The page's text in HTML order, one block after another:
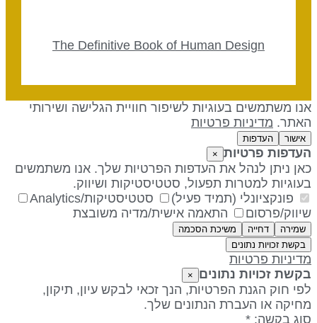
The Definitive Book of Human Design
משתמשים בעוגיות לשיפור חוויית הגלישה ושירותי
מדיניות פרטיות
אישור העדפות
פרטיות ×
ניתן לנהל את העדפות הפרטיות שלך. אנו משתמשים
למטרות תפעול, סטטיסטיקות ושיווק.
פונקציונלי (תמיד פעיל)
סטטיסטיקות/Analytics
פרסום
התאמה אישית/מדיה משובצת
שמירה דחייה
משיכת הסכמה
בקשת זכויות נתונים
פרטיות
זכויות נתונים
חוק הגנת הפרטיות, הנך זכאי לבקש עיון, תיקון,
או העברת הנתונים שלך.
בקשה: *